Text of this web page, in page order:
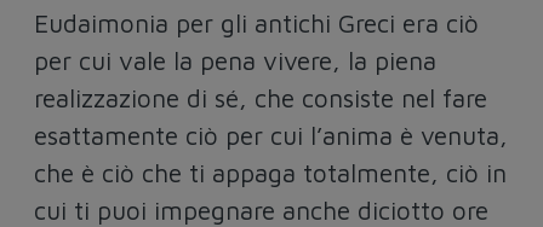
Eudaimonia per gli antichi Greci era ciò
per cui vale la pena vivere, la piena
realizzazione di sé, che consiste nel fare
esattamente ciò per cui l’anima è venuta,
che è ciò che ti appaga totalmente, ciò in
cui ti puoi impegnare anche diciotto ore